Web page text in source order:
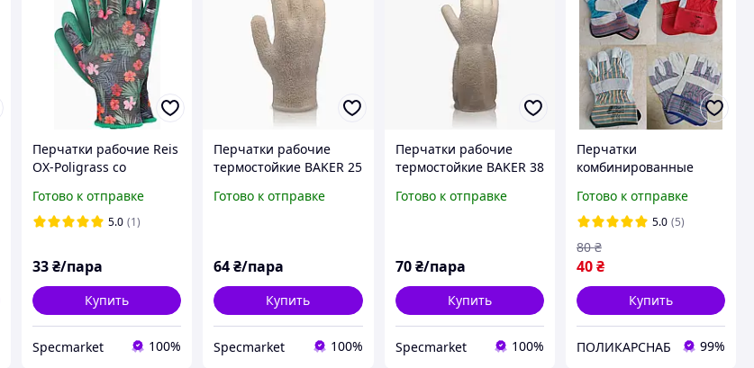
Перчатки рабочие Reis
OX-Poligrass со
полиэстер
Готово к отправке
5.0 (1)
33₴/пара
Купить
Specmarket 100%
Перчатки рабочие
термостойкие BAKER 25
Готово к отправке
64₴/пара
Купить
Specmarket 100%
Перчатки рабочие
термостойкие BAKER 38
Готово к отправке
70 ₴/пара
Купить
Specmarket 100%
Перчатки
комбинированные
хлопковой манжетой
Рукавицы рабочие
защитные в
ассортименте разные
цвета
Готово к отправке
5.0 (5)
40₴
80 ₴
Купить
ПОЛИКАРСНАБ 99%